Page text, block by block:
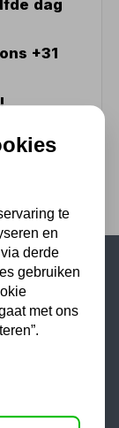
dag
+31
te
en
derde
gebruiken
met ons